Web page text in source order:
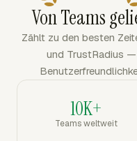
Von Teams
Zählt zu den besten
und TrustRadius
10K+
Teams weltweit